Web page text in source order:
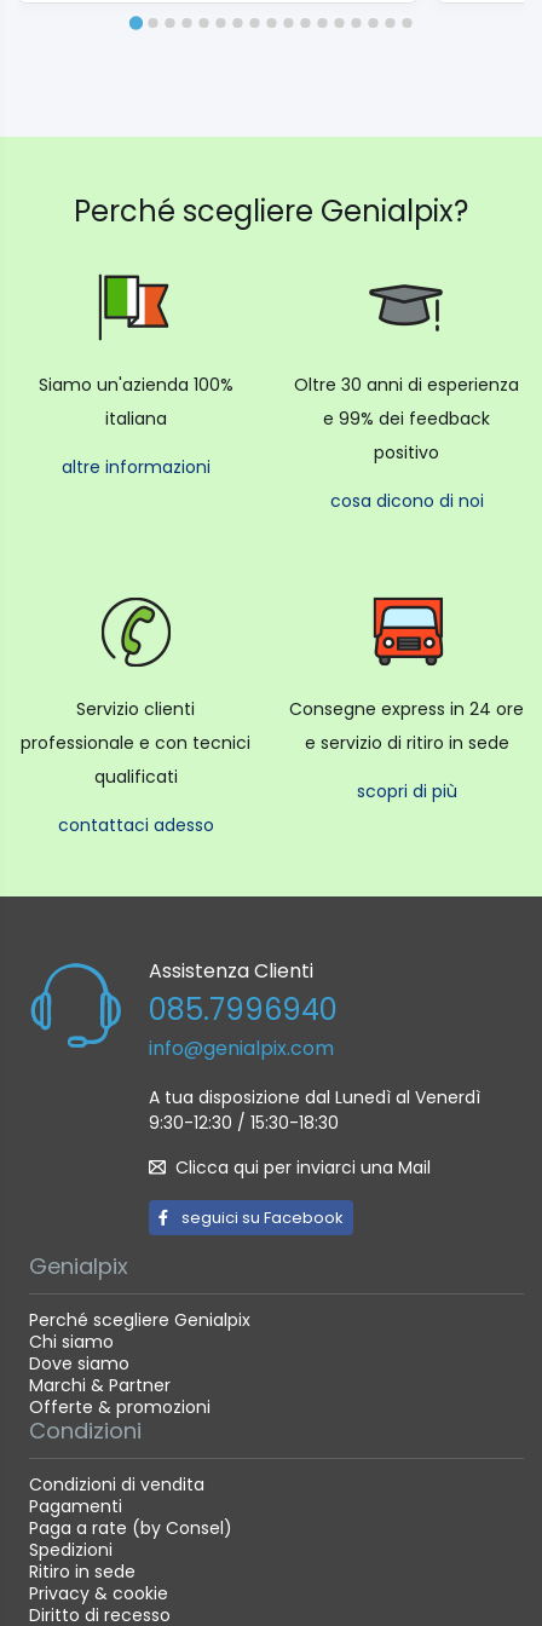
che sia aggiornato.
Perché scegliere Genialpix?
Siamo un'azienda 100%
italiana
altre informazioni
Oltre 30 anni di esperienza
e 99% dei feedback
positivo
cosa dicono di noi
Servizio clienti
professionale e con tecnici
qualificati
contattaci adesso
Consegne express in 24 ore
e servizio di ritiro in sede
scopri di più
Assistenza Clienti
085.7996940
info@genialpix.com
A tua disposizione dal Lunedì al Venerdì
9:30-12:30 / 15:30-18:30
Clicca qui per inviarci una Mail
seguici su Facebook
Genialpix
Perché scegliere Genialpix
Chi siamo
Dove siamo
Marchi & Partner
Offerte & promozioni
Condizioni
Condizioni di vendita
Pagamenti
Paga a rate (by Consel)
Spedizioni
Ritiro in sede
Privacy & cookie
Diritto di recesso